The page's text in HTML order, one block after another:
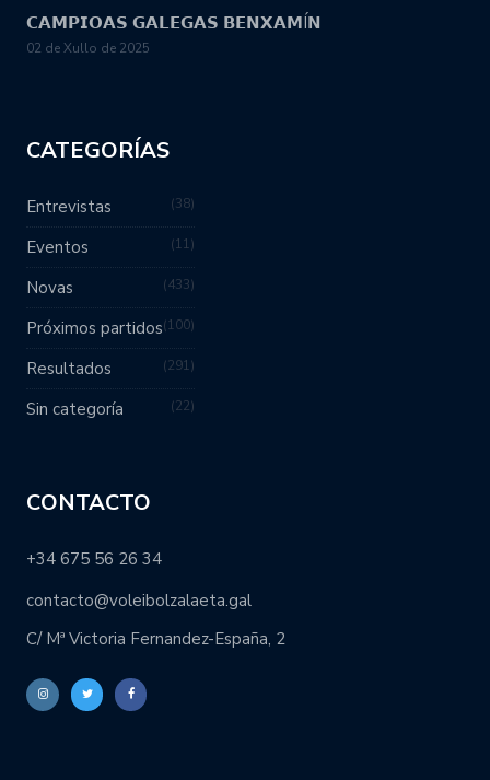
𝗖𝗔𝗠𝗣𝗜𝗢𝗔𝗦 𝗚𝗔𝗟𝗘𝗚𝗔𝗦 𝗕𝗘𝗡𝗫𝗔𝗠Í𝗡
02 de Xullo de 2025
CATEGORÍAS
Entrevistas 38
Eventos 11
Novas 433
Próximos partidos 100
Resultados 291
Sin categoría 22
CONTACTO
+34 675 56 26 34
contacto@voleibolzalaeta.gal
C/ Mª Victoria Fernandez-España, 2